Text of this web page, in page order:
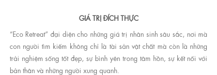
GIÁ TRỊ ĐÍCH THỰC
“Eco Retreat” đại diện cho những giá trị nhân sinh sâu sắc, nơi mà
con người tìm kiếm không chỉ là tài sản vật chất mà còn là những
trải nghiệm sống tốt đẹp, sự bình yên trong tâm hồn, sự kết nối với
bản thân và những người xung quanh.